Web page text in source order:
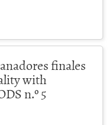
finales
with
n.º 5